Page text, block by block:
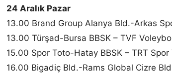
24 Aralık Pazar
13.00 Brand Group Alanya Bld.-Arkas
13.00 Türşad-Bursa BBSK – TVF
15.00 Spor Toto-Hatay BBSK – TRT Spor
16.00 Bigadiç Bld.-Rams Global Cizre